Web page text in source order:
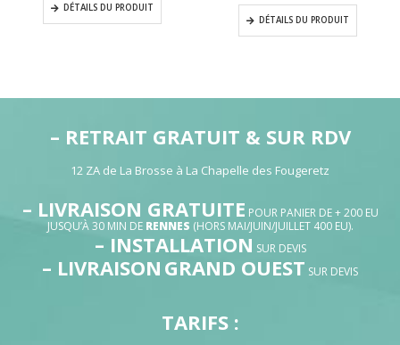
DÉTAILS DU PRODUIT actuel
est :
70,00€.
DÉTAILS DU PRODUIT
– RETRAIT GRATUIT & SUR RDV
12 ZA de La Brosse à La Chapelle des Fougeretz
– LIVRAISON GRATUITE POUR PANIER DE + 200 EU
JUSQU’À 30 MIN DE RENNES (HORS MAI/JUIN/JUILLET 400 EU).
– INSTALLATION SUR DEVIS
– LIVRAISON GRAND OUEST SUR DEVIS
TARIFS :